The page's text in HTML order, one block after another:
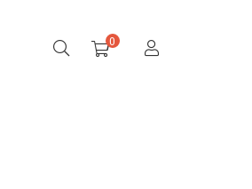
0